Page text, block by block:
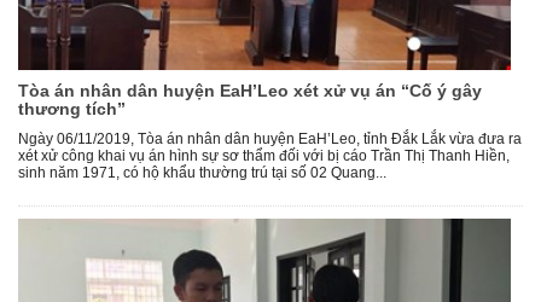
Tòa án nhân dân huyện EaH’Leo xét xử vụ án “Cố ý gây
thương tích”
Ngày 06/11/2019, Tòa án nhân dân huyện EaH’Leo, tỉnh Đắk Lắk vừa đưa ra
xét xử công khai vụ án hình sự sơ thẩm đối với bị cáo Trần Thị Thanh Hiền,
sinh năm 1971, có hộ khẩu thường trú tại số 02 Quang...